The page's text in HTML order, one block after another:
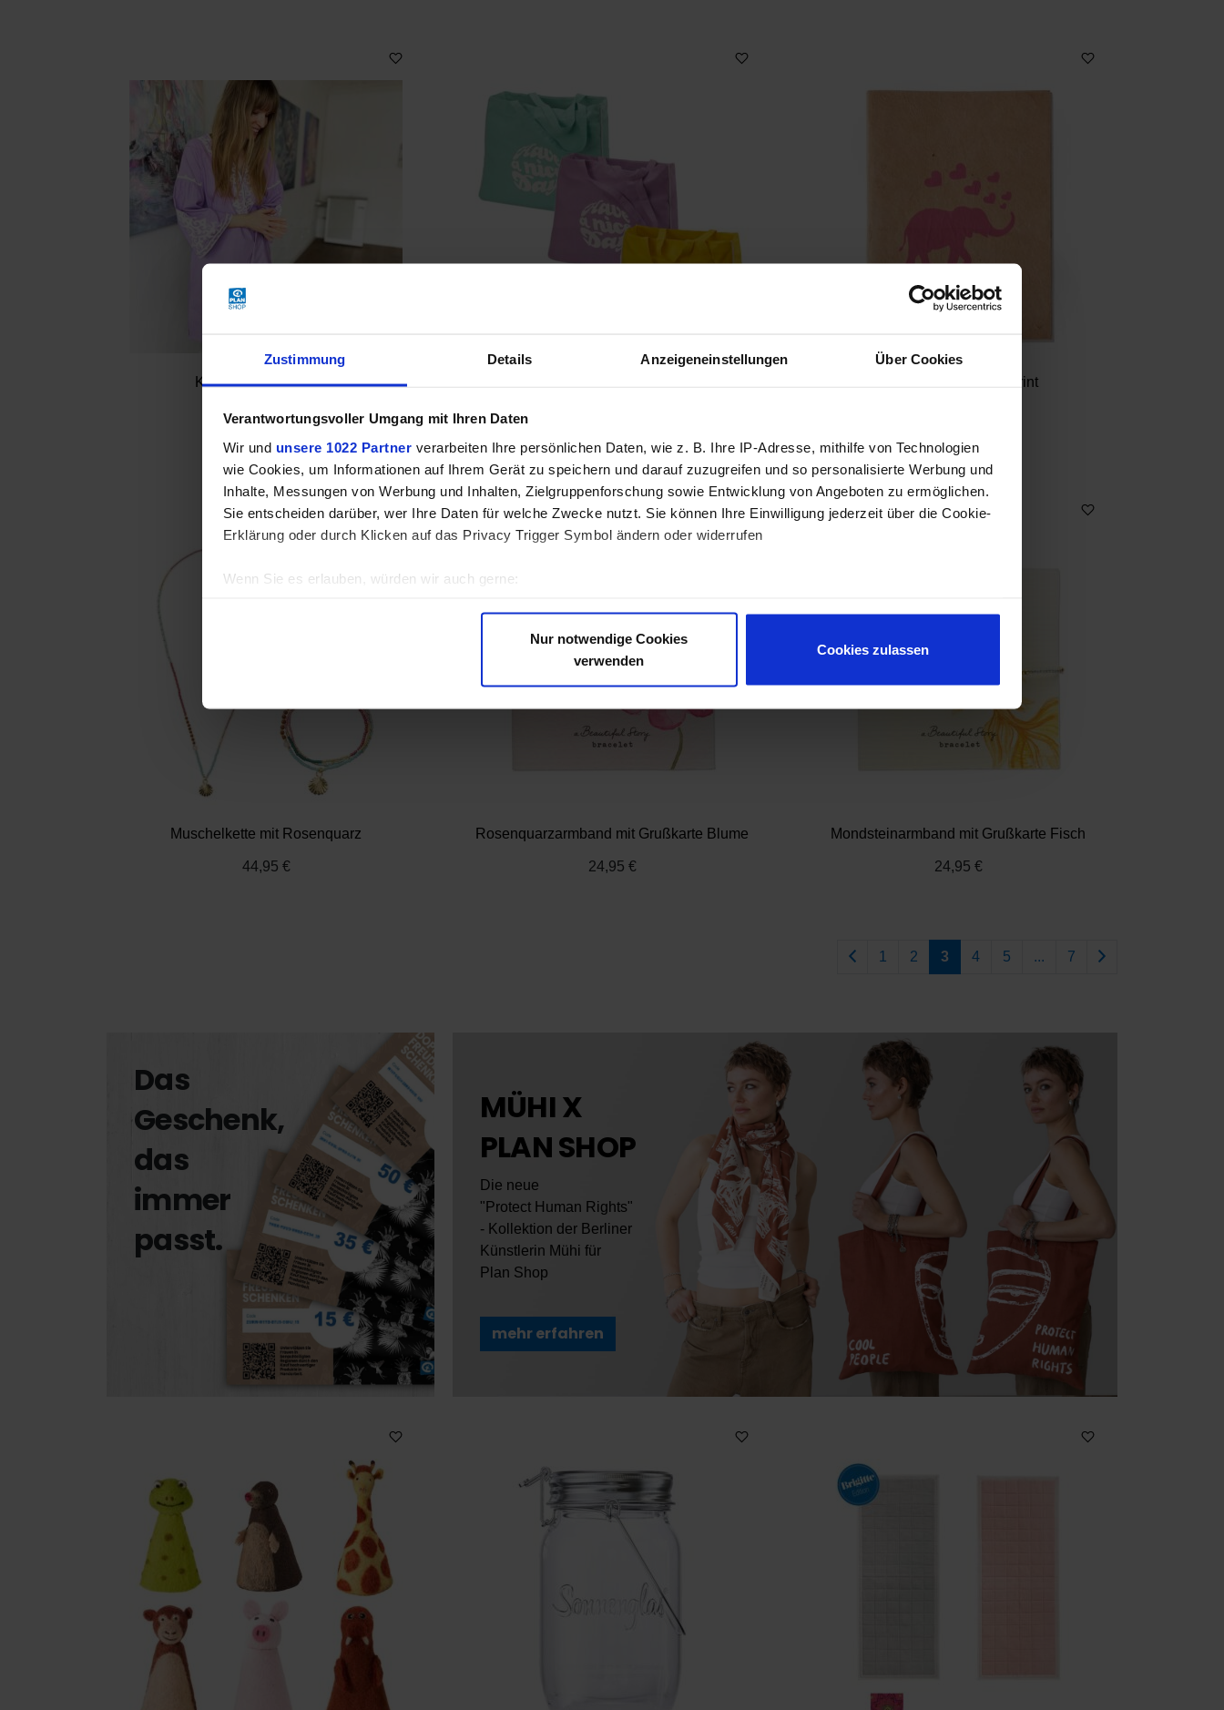
Zustimmung Details Anzeigeneinstellungen Über Cookies
Verantwortungsvoller Umgang mit Ihren Daten
Wir und unsere 1022 Partner verarbeiten Ihre persönlichen Daten, wie z. B. Ihre IP-Adresse, mithilfe von Technologien
wie Cookies, um Informationen auf Ihrem Gerät zu speichern und darauf zuzugreifen und so personalisierte Werbung und
Inhalte, Messungen von Werbung und Inhalten, Zielgruppenforschung sowie Entwicklung von Angeboten zu ermöglichen.
Sie entscheiden darüber, wer Ihre Daten für welche Zwecke nutzt. Sie können Ihre Einwilligung jederzeit über die Cookie-
Erklärung oder durch Klicken auf das Privacy Trigger Symbol ändern oder widerrufen
Wenn Sie es erlauben, würden wir auch gerne:
Erfahren Sie mehr darüber, wie Ihre persönlichen Daten verarbeitet werden, und legen Sie Ihre Präferenzen imAbschnitt
Wir verwenden Cookies, um Inhalte und Anzeigen zu personalisieren, Funktionen für soziale Medien anbieten zu können
und die Zugriffe auf unsere Website zu analysieren. Außerdem geben wir Informationen zu Ihrer Verwendung unserer
Website an unsere Partner für soziale Medien, Werbung und Analysen weiter. Unsere Partner führen diese Informationen
möglicherweise mit weiteren Daten zusammen, die Sie ihnen bereitgestellt haben oder die sie im Rahmen Ihrer Nutzung
Datenschutz
Nur notwendige Cookies
verwenden
Cookies zulassen
Kleid mit Stickerei, lila
79,90 €
Notizbuch Elefantenprint
Muschelkette mit Rosenquarz
44,95 €
Rosenquarzarmband mit Grußkarte Blume
24,95 €
Mondsteinarmband mit Grußkarte Fisch
24,95 €
Vorherige
1 2 3 4 5 ... 7 Weiter
Das
Geschenk,
das
immer
passt.
MÜHI X
PLAN SHOP
Die neue
"Protect Human Rights"
- Kollektion der Berliner
Künstlerin Mühi für
Plan Shop
mehr erfahren